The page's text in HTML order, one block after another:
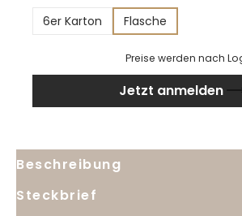
für die Vorspeise.
6er Karton Flasche
Preise werden nach
Jetzt anmelden
Beschreibung
Steckbrief